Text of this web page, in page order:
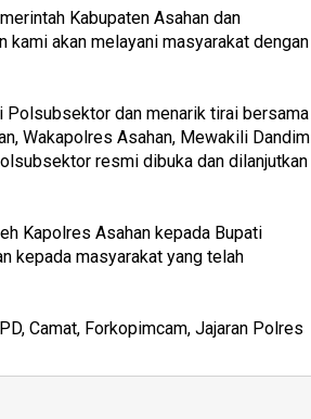
Kabupaten Asahan dan
akan melayani masyarakat dengan
Polsubsektor dan menarik tirai bersama
Wakapolres Asahan, Mewakili Dandim
resmi dibuka dan dilanjutkan
Kapolres Asahan kepada Bupati
kepada masyarakat yang telah
Camat, Forkopimcam, Jajaran Polres